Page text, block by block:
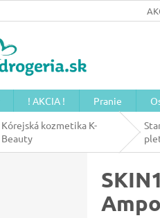
! AKCIA ! Pranie
Kórejská kozmetika K-
Beauty